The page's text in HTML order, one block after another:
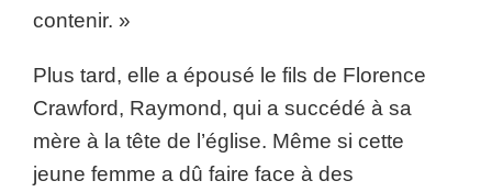
contenir. »
Plus tard, elle a épousé le fils de Florence
Crawford, Raymond, qui a succédé à sa
mère à la tête de l’église. Même si cette
jeune femme a dû faire face à des